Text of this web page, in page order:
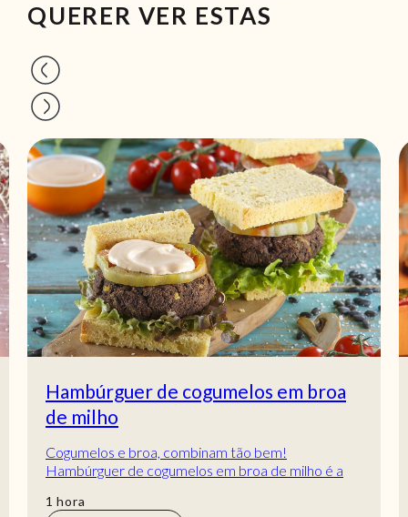
QUERER VER ESTAS
Hambúrguer de cogumelos em broa
de milho
Cogumelos e broa, combinam tão bem!
Hambúrguer de cogumelos em broa de milho é a
receita fácil...
1 hora
hora